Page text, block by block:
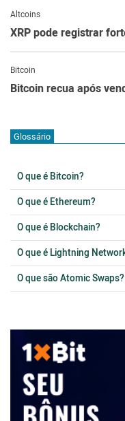
Altcoins
XRP pode registrar
Bitcoin
Bitcoin recua após
Glossário
O que é Bitcoin?
O que é Ethereum?
O que é Blockchain?
O que é Lightning
O que são Atomic Swaps?